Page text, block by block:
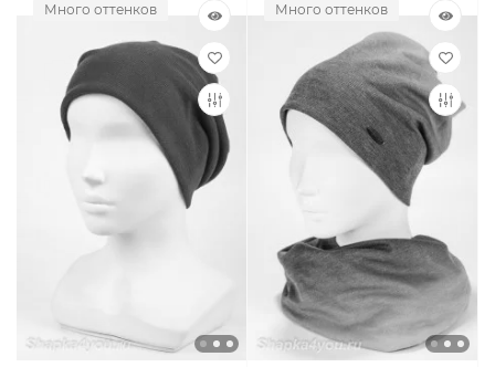
Много оттенков Много оттенков